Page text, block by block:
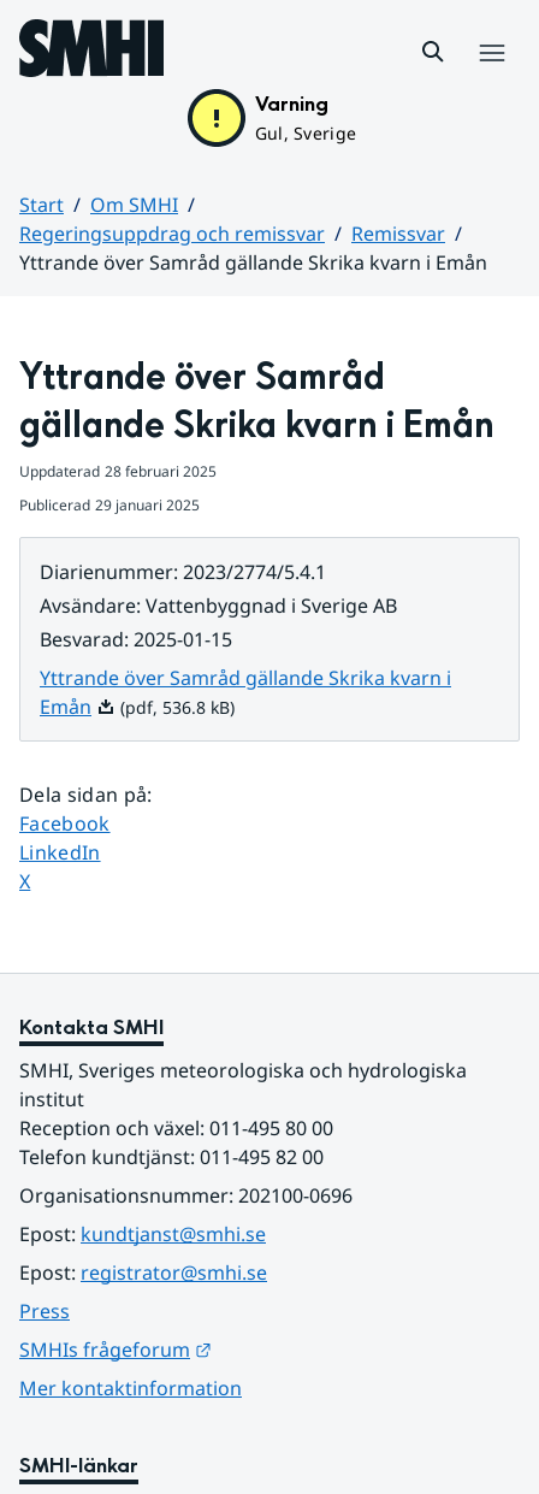
Hoppa till sidans innehåll
Varning
Gul, Sverige
Start
Om SMHI
Regeringsuppdrag och remissvar
Remissvar
Yttrande över Samråd gällande Skrika kvarn i Emån
Yttrande över Samråd
gällande Skrika kvarn i Emån
Uppdaterad 28 februari 2025
Publicerad 29 januari 2025
Diarienummer: 2023/2774/5.4.1
Avsändare: Vattenbyggnad i Sverige AB
Besvarad: 2025-01-15
Yttrande över Samråd gällande Skrika kvarn i
Emån Pdf, 536.8 kB.
(pdf, 536.8 kB)
Dela sidan på:
Dela sidan på
Facebook
Dela sidan på
LinkedIn
Dela sidan på
X
Kontakta SMHI
SMHI, Sveriges meteorologiska och hydrologiska
institut
Reception och växel: 011-495 80 00
Telefon kundtjänst: 011-495 82 00
Organisationsnummer: 202100-0696
Epost: kundtjanst@smhi.se
Epost: registrator@smhi.se
Press
SMHIs frågeforum
Mer kontaktinformation
SMHI-länkar